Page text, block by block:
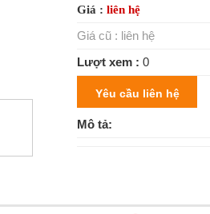
Giá : liên hệ
Giá cũ : liên hệ
Lượt xem : 0
Yêu cầu liên hệ
Mô tả: